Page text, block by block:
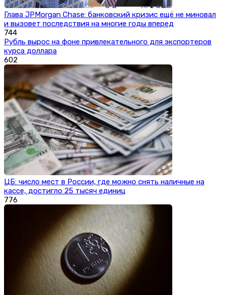
Глава JPMorgan Chase: банковский кризис ещё не миновал
и вызовет последствия на многие годы вперед
744
Рубль вырос на фоне привлекательного для экспортеров
курса доллара
602
ЦБ: число мест в России, где можно снять наличные на
кассе, достигло 25 тысяч единиц
776